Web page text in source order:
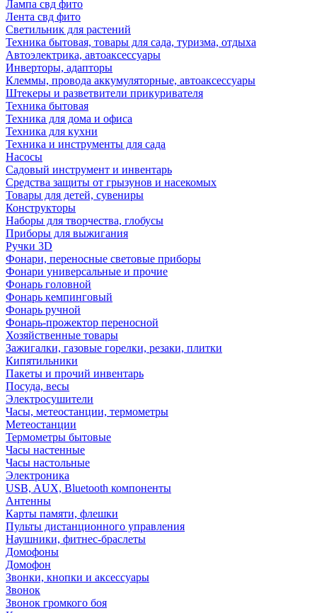
Лампа свд фито
Лента свд фито
Светильник для растений
Техника бытовая, товары для сада, туризма, отдыха
Автоэлектрика, автоаксессуары
Инверторы, адапторы
Клеммы, провода аккумуляторные, автоаксессуары
Штекеры и разветвители прикуривателя
Техника бытовая
Техника для дома и офиса
Техника для кухни
Техника и инструменты для сада
Насосы
Садовый инструмент и инвентарь
Средства защиты от грызунов и насекомых
Товары для детей, сувениры
Конструкторы
Наборы для творчества, глобусы
Приборы для выжигания
Ручки 3D
Фонари, переносные световые приборы
Фонари универсальные и прочие
Фонарь головной
Фонарь кемпинговый
Фонарь ручной
Фонарь-прожектор переносной
Хозяйственные товары
Зажигалки, газовые горелки, резаки, плитки
Кипятильники
Пакеты и прочий инвентарь
Посуда, весы
Электросушители
Часы, метеостанции, термометры
Метеостанции
Термометры бытовые
Часы настенные
Часы настольные
Электроника
USB, AUX, Bluetooth компоненты
Антенны
Карты памяти, флешки
Пульты дистанционного управления
Наушники, фитнес-браслеты
Домофоны
Домофон
Звонки, кнопки и аксессуары
Звонок
Звонок громкого боя